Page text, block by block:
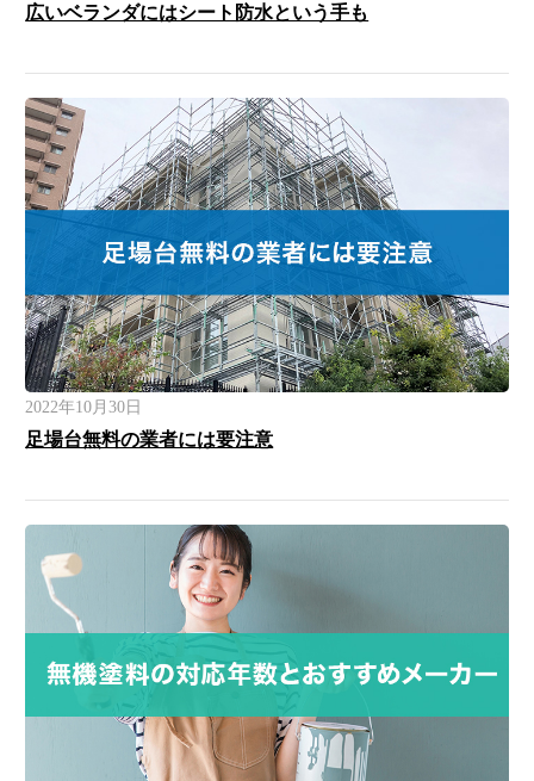
広いベランダにはシート防水という手も
2022年10月30日
足場台無料の業者には要注意